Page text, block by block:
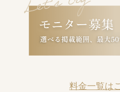
料金一覧は